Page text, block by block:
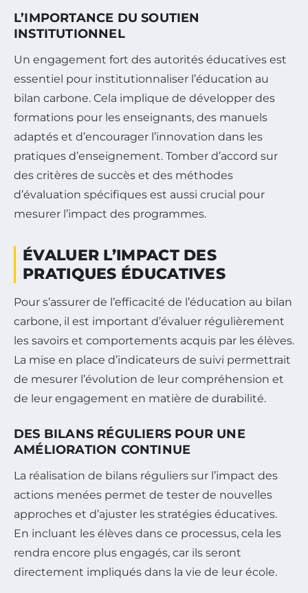
L’IMPORTANCE DU SOUTIEN
INSTITUTIONNEL
Un engagement fort des autorités éducatives est
essentiel pour institutionnaliser l’éducation au
bilan carbone. Cela implique de développer des
formations pour les enseignants, des manuels
adaptés et d’encourager l’innovation dans les
pratiques d’enseignement. Tomber d’accord sur
des critères de succès et des méthodes
d’évaluation spécifiques est aussi crucial pour
mesurer l’impact des programmes.
ÉVALUER L’IMPACT DES
PRATIQUES ÉDUCATIVES
Pour s’assurer de l’efficacité de l’éducation au bilan
carbone, il est important d’évaluer régulièrement
les savoirs et comportements acquis par les élèves.
La mise en place d’indicateurs de suivi permettrait
de mesurer l’évolution de leur compréhension et
de leur engagement en matière de durabilité.
DES BILANS RÉGULIERS POUR UNE
AMÉLIORATION CONTINUE
La réalisation de bilans réguliers sur l’impact des
actions menées permet de tester de nouvelles
approches et d’ajuster les stratégies éducatives.
En incluant les élèves dans ce processus, cela les
rendra encore plus engagés, car ils seront
directement impliqués dans la vie de leur école.